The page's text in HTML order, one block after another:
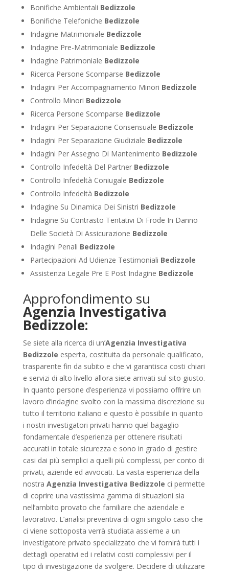
Bonifiche Ambientali Bedizzole
Bonifiche Telefoniche Bedizzole
Indagine Matrimoniale Bedizzole
Indagine Pre-Matrimoniale Bedizzole
Indagine Patrimoniale Bedizzole
Ricerca Persone Scomparse Bedizzole
Indagini Per Accompagnamento Minori Bedizzole
Controllo Minori Bedizzole
Ricerca Persone Scomparse Bedizzole
Indagini Per Separazione Consensuale Bedizzole
Indagini Per Separazione Giudiziale Bedizzole
Indagini Per Assegno Di Mantenimento Bedizzole
Controllo Infedeltà Del Partner Bedizzole
Controllo Infedeltà Coniugale Bedizzole
Controllo Infedeltà Bedizzole
Indagine Su Dinamica Dei Sinistri Bedizzole
Indagine Su Contrasto Tentativi Di Frode In Danno
Delle Società Di Assicurazione Bedizzole
Indagini Penali Bedizzole
Partecipazioni Ad Udienze Testimoniali Bedizzole
Assistenza Legale Pre E Post Indagine Bedizzole
Approfondimento su
Agenzia Investigativa
Bedizzole:
Se siete alla ricerca di un’Agenzia Investigativa
Bedizzole esperta, costituita da personale qualificato,
trasparente fin da subito e che vi garantisca costi chiari
e servizi di alto livello allora siete arrivati sul sito giusto.
In quanto persone d’esperienza vi possiamo offrire un
lavoro d’indagine svolto con la massima discrezione su
tutto il territorio italiano e questo è possibile in quanto
i nostri investigatori privati hanno quel bagaglio
fondamentale d’esperienza per ottenere risultati
accurati in totale sicurezza e sono in grado di gestire
casi dai più semplici a quelli più complessi, per conto di
privati, aziende ed avvocati. La vasta esperienza della
nostra Agenzia Investigativa Bedizzole ci permette
di coprire una vastissima gamma di situazioni sia
nell’ambito provato che familiare che aziendale e
lavorativo. L’analisi preventiva di ogni singolo caso che
ci viene sottoposta verrà studiata assieme a un
investigatore privato specializzato che vi fornirà tutti i
dettagli operativi ed i relativi costi complessivi per il
tipo di investigazione da svolgere. Decidere di utilizzare